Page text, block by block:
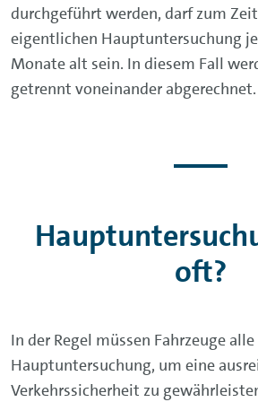
durchgeführt werden, darf zum
eigentlichen Hauptuntersuchung
Monate alt sein. In diesem Fall
getrennt voneinander abgerechnet.
oft?
In der Regel müssen Fahrzeuge
Hauptuntersuchung, um eine
Verkehrssicherheit zu